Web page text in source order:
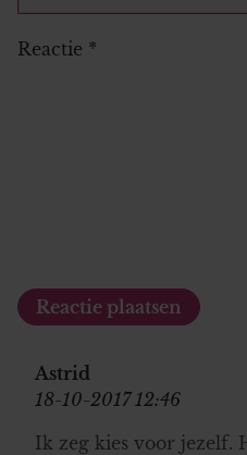
Reactie *
Astrid
18-10-2017 12:46
Ik zeg kies voor jezelf.